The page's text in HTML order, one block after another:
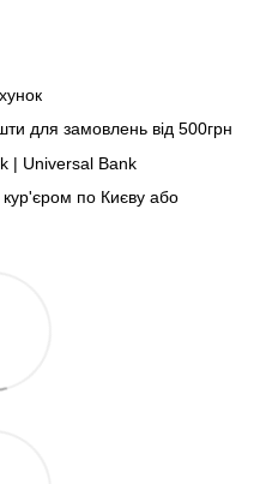
для замовлень від 500грн
| Universal Bank
по Києву або